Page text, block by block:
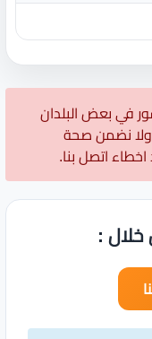
في بعض البلدان
ولا نضمن صحة
: